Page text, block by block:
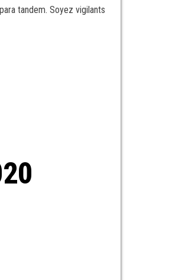
tandem. Soyez vigilants